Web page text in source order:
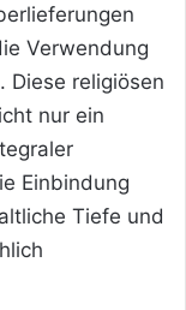
Verwendung
Diese religiösen
nur ein
Einbindung
Tiefe und